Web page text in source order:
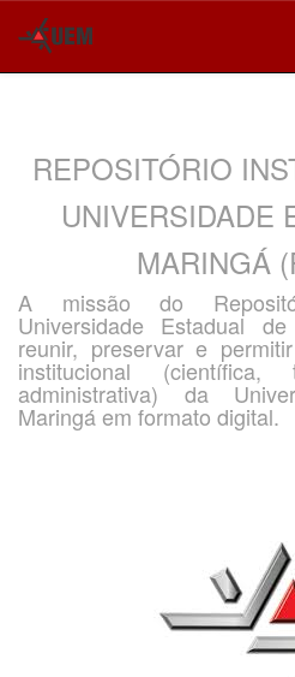
REPOSITÓRIO
UNIVERSIDADE
MARINGÁ
A missão do
Universidade Estadual
reunir, preservar e
institucional
administrativa) da
Maringá em formato digital.